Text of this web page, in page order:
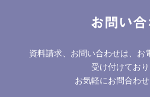
お問い合
資料請求、お問い合わせは、お
受け付けており
お気軽にお問合わせ